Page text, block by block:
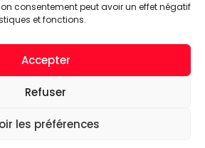
consentement peut avoir un effet négatif
et fonctions.
Accepter
Refuser
les préférences